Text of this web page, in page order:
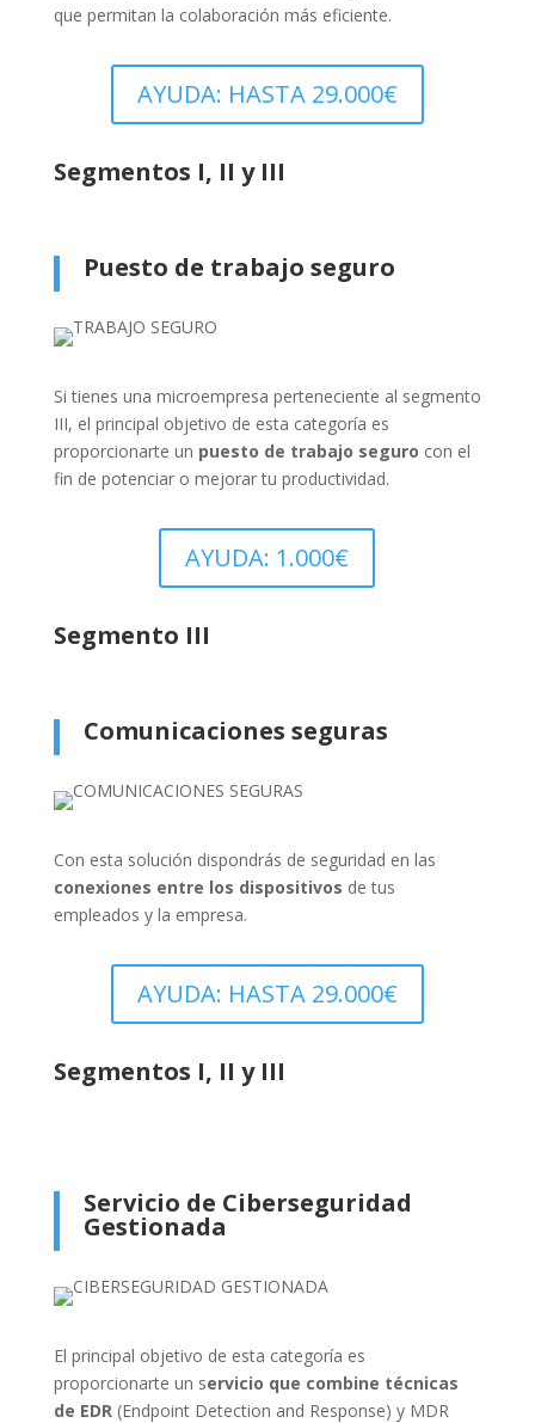
que permitan la colaboración más eficiente.
AYUDA: HASTA 29.000€
Segmentos I, II y III
Puesto de trabajo seguro
Si tienes una microempresa perteneciente al segmento
III, el principal objetivo de esta categoría es
proporcionarte un puesto de trabajo seguro con el
fin de potenciar o mejorar tu productividad.
AYUDA: 1.000€
Segmento III
Comunicaciones seguras
Con esta solución dispondrás de seguridad en las
conexiones entre los dispositivos de tus
empleados y la empresa.
AYUDA: HASTA 29.000€
Segmentos I, II y III
Servicio de Ciberseguridad
Gestionada
El principal objetivo de esta categoría es
proporcionarte un servicio que combine técnicas
de EDR(Endpoint Detection and Response) y MDR